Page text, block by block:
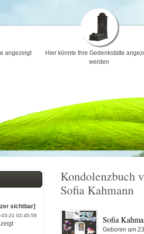
angezeigt
Hier könnte Ihre Gedenkstätte
werden
sichtbar]
03-21 02:45:59
Kondolenzbuch
Sofia Kahmann
Sofia
Geboren am